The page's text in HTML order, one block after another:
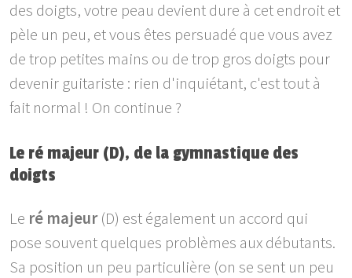
des doigts, votre peau devient dure à cet endroit et
pèle un peu, et vous êtes persuadé que vous avez
de trop petites mains ou de trop gros doigts pour
devenir guitariste : rien d'inquiétant, c'est tout à
fait normal ! On continue ?
Le ré majeur (D), de la gymnastique des
doigts
Le ré majeur(D) est également un accord qui
pose souvent quelques problèmes aux débutants.
Sa position un peu particulière (on se sent un peu